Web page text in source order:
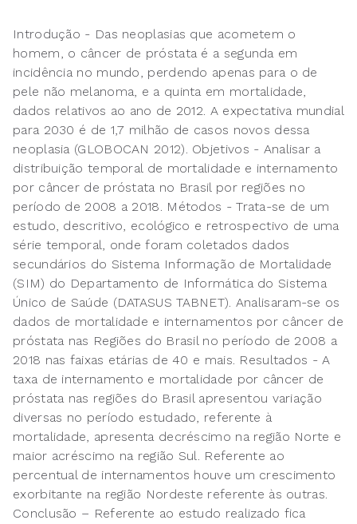
Introdução - Das neoplasias que acometem o
homem, o câncer de próstata é a segunda em
incidência no mundo, perdendo apenas para o de
pele não melanoma, e a quinta em mortalidade,
dados relativos ao ano de 2012. A expectativa mundial
para 2030 é de 1,7 milhão de casos novos dessa
neoplasia (GLOBOCAN 2012). Objetivos - Analisar a
distribuição temporal de mortalidade e internamento
por câncer de próstata no Brasil por regiões no
período de 2008 a 2018. Métodos - Trata-se de um
estudo, descritivo, ecológico e retrospectivo de uma
série temporal, onde foram coletados dados
secundários do Sistema Informação de Mortalidade
(SIM) do Departamento de Informática do Sistema
Único de Saúde (DATASUS TABNET). Analisaram-se os
dados de mortalidade e internamentos por câncer de
próstata nas Regiões do Brasil no período de 2008 a
2018 nas faixas etárias de 40 e mais. Resultados - A
taxa de internamento e mortalidade por câncer de
próstata nas regiões do Brasil apresentou variação
diversas no período estudado, referente à
mortalidade, apresenta decréscimo na região Norte e
maior acréscimo na região Sul. Referente ao
percentual de internamentos houve um crescimento
exorbitante na região Nordeste referente às outras.
Conclusão – Referente ao estudo realizado fica